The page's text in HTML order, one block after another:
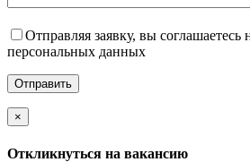
Отправляя заявку, вы соглашаетесь
персональных данных
×
Откликнуться на вакансию